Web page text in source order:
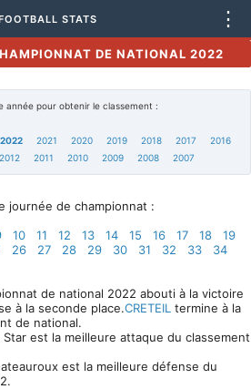
STATS ⋮
DE NATIONAL 2022
année pour obtenir le classement :
2022 2021 2020 2019 2018 2017
2016
2012 2011 2010 2009 2008 2007
journée de championnat :
10 11 12 13 14 15 16 17 18
19
26 27 28 29 30 31 32 33
34
de national 2022 abouti à la victoire
à la seconde place.CRETEIL termine à la
de national.
est la meilleure attaque du classement
est la meilleure défense du